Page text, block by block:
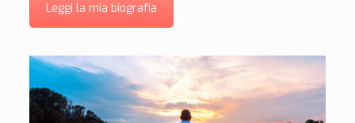
Leggi la mia biografia